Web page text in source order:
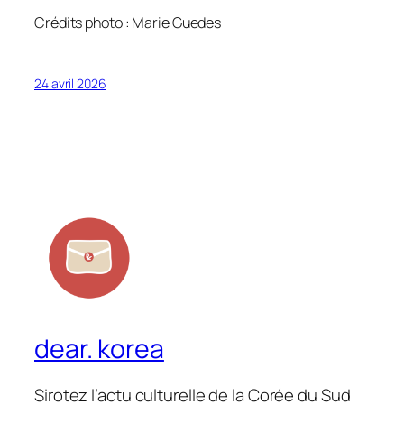
Crédits photo : Marie Guedes
24 avril 2026
dear. korea
Sirotez l’actu culturelle de la Corée du Sud